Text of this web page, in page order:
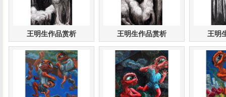
王明生作品赏析 王明生作品赏析 王明